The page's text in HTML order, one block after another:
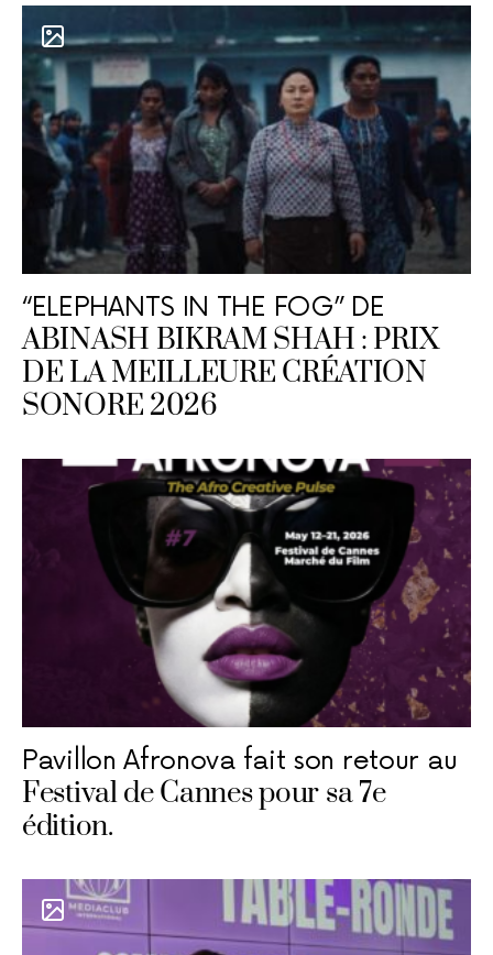
“ELEPHANTS IN THE FOG” DE
ABINASH BIKRAM SHAH : PRIX
DE LA MEILLEURE CRÉATION
SONORE 2026
Pavillon Afronova fait son retour au
Festival de Cannes pour sa 7e
édition.